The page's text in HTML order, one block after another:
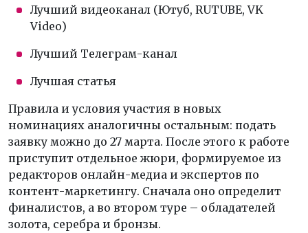
Лучший видеоканал (Ютуб, RUTUBE, VK
Video)
Лучший Телеграм-канал
Лучшая статья
Правила и условия участия в новых
номинациях аналогичны остальным: подать
заявку можно до 27 марта. После этого к работе
приступит отдельное жюри, формируемое из
редакторов онлайн-медиа и экспертов по
контент-маркетингу. Сначала оно определит
финалистов, а во втором туре – обладателей
золота, серебра и бронзы.